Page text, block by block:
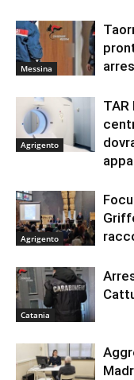
Messina
Agrigento
Agrigento
Catania